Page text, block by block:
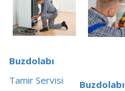
Buzdolabı
Tamir Servisi
Buzdolabı